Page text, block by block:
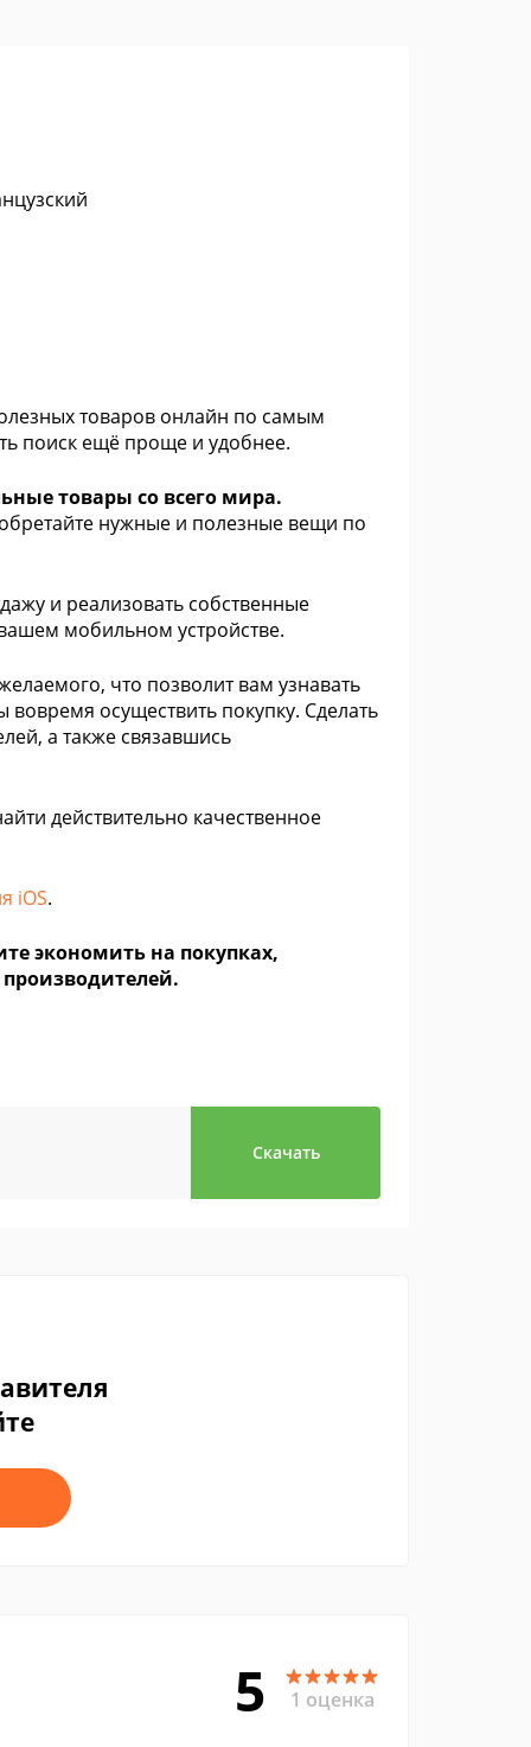
товаров онлайн по самым
поиск ещё проще и удобнее.
товары со всего мира.
нужные и полезные вещи по
и реализовать собственные
мобильном устройстве.
что позволит вам узнавать
осуществить покупку. Сделать
а также связавшись
действительно качественное
iOS.
экономить на покупках,
Скачать
5 1 оценка